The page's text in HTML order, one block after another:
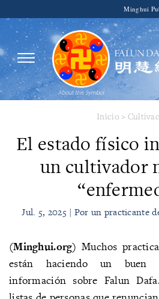
Minghui
Inicio >
El estado físico
un cultivador
Jul. 5, 2025 | Por un practicante
(Minghui.org) Muchos
están haciendo un buen
información sobre Falun